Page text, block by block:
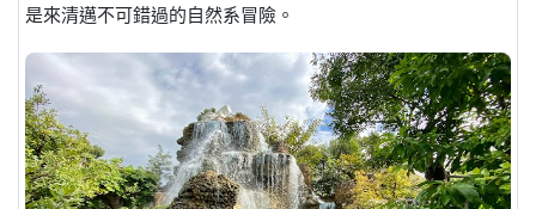
是來清邁不可錯過的自然系冒險。